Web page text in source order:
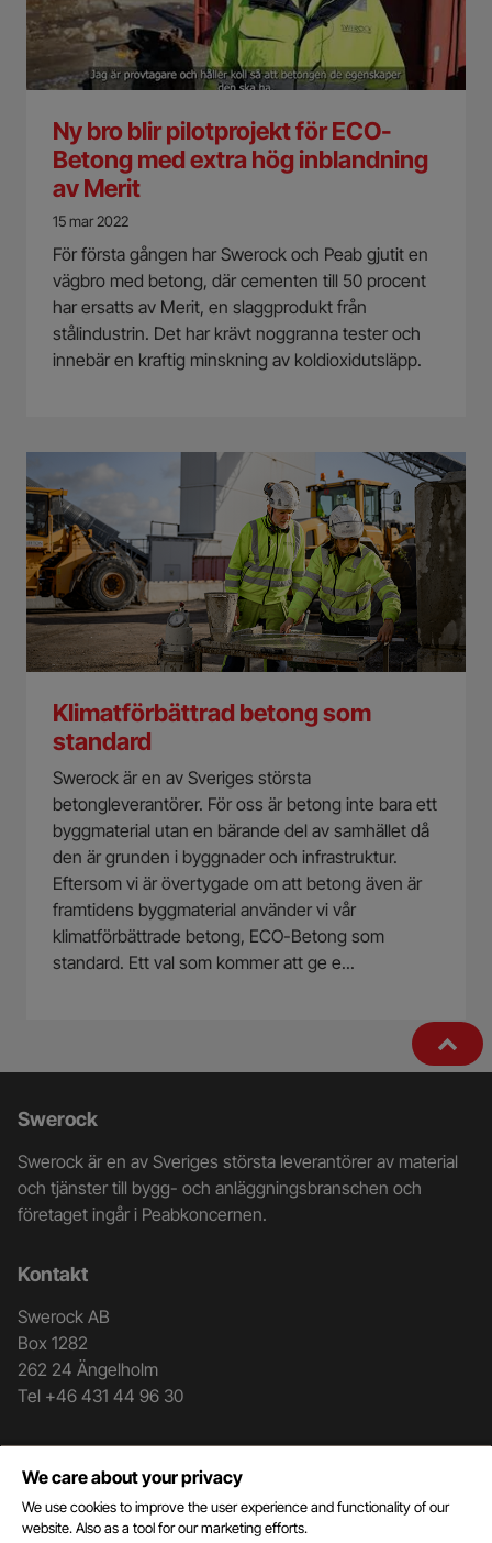
Ny bro blir pilotprojekt för ECO-
Betong med extra hög inblandning
av Merit
15 mar 2022
För första gången har Swerock och Peab gjutit en
vägbro med betong, där cementen till 50 procent
har ersatts av Merit, en slaggprodukt från
stålindustrin. Det har krävt noggranna tester och
innebär en kraftig minskning av koldioxidutsläpp.
Klimatförbättrad betong som
standard
Swerock är en av Sveriges största
betongleverantörer. För oss är betong inte bara ett
byggmaterial utan en bärande del av samhället då
den är grunden i byggnader och infrastruktur.
Eftersom vi är övertygade om att betong även är
framtidens byggmaterial använder vi vår
klimatförbättrade betong, ECO-Betong som
standard. Ett val som kommer att ge e...
Ytterligare
information
och
kontaktuppgifter
Swerock
Swerock är en av Sveriges största leverantörer av material
och tjänster till bygg- och anläggningsbranschen och
företaget ingår i Peabkoncernen.
Kontakt
Swerock AB
Box 1282
262 24 Ängelholm
Tel +46 431 44 96 30
Kontakt
Mottagningsblankett
We care about your privacy
We use cookies to improve the user experience and functionality of our
website. Also as a tool for our marketing efforts.